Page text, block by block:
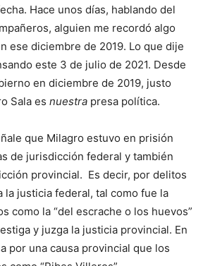
Hace unos días, hablando del
alguien me recordó algo
ese diciembre de 2019. Lo que dije
este 3 de julio de 2021. Desde
en diciembre de 2019, justo
Sala es nuestra presa política.
que Milagro estuvo en prisión
de jurisdicción federal y también
provincial. Es decir, por delitos
la justicia federal, tal como fue la
como la “del escrache o los huevos”
y juzga la justicia provincial. En
por una causa provincial que los